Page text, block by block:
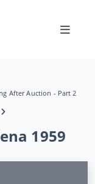
After Auction - Part 2
1959